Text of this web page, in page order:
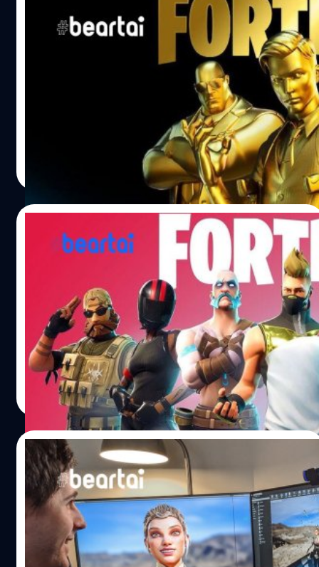
Epic vs Apple: ศาลสั่ง Unreal Engine รอด
แต่ Fortnite ยังคงถูกแบน
หลังจากที่ Epic ละเมิดกฎของ App Store ทาง Apple ก็ลบ
เกม Fortnite ออกจากสโตร์และยังขู่ว่าจะแบน Unreal Engine
อีกด้วยนั้น Epic ก็ได้ยื่นคำร้องเพื่อขอให้ศาลออกคำสั่งระงับ
ชั่วคราว วันนี้ผู้พิพากษาเขตของสหรัฐฯ ได้ตัดสินว่า Apple ยัง
คงสามารถบล็อก Fortnite จาก App Store ต่อไปได้ แต่ไม่
ควรบล็อก Unreal Engine เนื่องจากอาจส่งผลกระทบต่อผู้
พัฒนาบุคคลที่สามเช่น Microsoft ได้ ด้านล่างนี้คือข้อความ
ส่วนหนึ่งจากการพิจารณาคดีของศาลดังกล่าว "ในบันทึก
แสดงให้เห็นถึงความเสียหายที่ใหญ่หลวงที่อาจเกิดขึ้นกับทั้ง
แพลตฟอร์ม Unreal Engine เองและต่ออุตสาหกรรมเกมโดย
ทั่วไป รวมถึงทั้งนักพัฒนาและนักเล่นเกมบุคคลที่สาม Apple
เลือกที่จะดำเนินการอย่างรุนแรงและการทำเช่นนั้นจะส่งผลก
ระทบต่อระบบนิเวศของนักพัฒนาบุคคลที่สาม" แต่การ
พิจารณานี้ไม่ได้เป็นชัยชนะอย่างสมบูรณ์สำหรับ Epic Games
ซึ่งได้ขอให้ศาลเรียกร้องให้ Apple นำเกม Fortnite กลับเข้าไป
ใน App Store ระหว่างที่รอศาลพิจารณาด้วย เพราะผู้
พิพากษามองว่า Epic คาดการณ์ไว้ว่าแล้วว่าการทำผิดกฎของ
แอปเปิ้ล จะทำให้เกิดเรื่องนี้ขึ้น ทำให้ Fortnite…
| 2176 days ago
ไปกันใหญ่!! Apple ขู่ตัดขาด ส่งผลต่อเกมที่ใช้
จากที่สัปดาห์ที่แล้วมีข่าวสงครามระหว่าง Epic Games และ
Apple/Google ล่าสุด Apple ได้เดินหมากตาใหม่แล้ว Apple
ไม่เพียงแต่ดำเนินการถอด Fortnite ออกจาก App Store วันนี้
ยังมีการแจ้งไปทาง Epic ว่าจะยุติบัญชี Developer ของ Epic
ทั้งหมดและตัดขาด Epic จาก development tools ของ iOS
และ MacOS ทั้งหมด ซึ่งส่งผลต่อ Unreal Engine ด้วย ตาม
ข่าวแล้ว ทาง Epic แจ้งว่าการที่ Fortnite ถูกถอดออกจาก
สโตร์พร้อมกับการยุติบัญชี Developer จะสร้างความเสียหาย
แก่ Epic ทำให้ไม่สามารถพัฒนาเวอร์ชั่นใหม่ ๆ ของ Unreal
Engine แก่ iOS และ MacOS ซึ่งมีนักพัฒนาบุคคลที่สามใช้อยู่
มากมาย ทาง Epic…
Andy Pichayapa| 2183 days ago
Read More
12/07/2020
Unreal Engine ปล่อยแอป Live Link Face
สำหรับ iOS ใช้สำหรับสร้าง Facial Motion ได้
ทันทีบน iPhone!
หากจะพูดถึงการ Motion Capture หรือการทำ Facial Motion
ให้สมจริง คุณอาจจะนึกถึงภาพคนที่กำลังใส่ชุด mo-cap สีดำ